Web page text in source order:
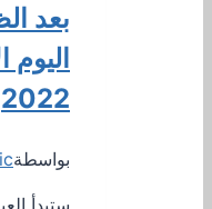
بعد
2022
بواسطة
ستبدأ